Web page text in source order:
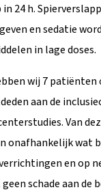
24 h.
en sedatie
in lage doses.
wij 7 patiënten
aan de
Van
onafhankelijk wat
en op
schade aan de